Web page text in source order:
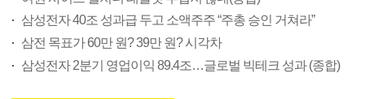
삼성전자 40조 성과급 두고 소액주주 “주총 승인 거쳐라”
삼전 목표가 60만 원? 39만 원? 시각차
삼성전자 2분기 영업이익 89.4조…글로벌 빅테크 성과 (종합)